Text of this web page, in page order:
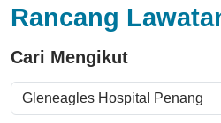
Rancang
Cari Mengikut